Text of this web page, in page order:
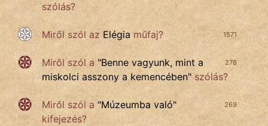
szólás?
1571
Miről szól az Elégia műfaj?
278
Miről szól a "Benne vagyunk, mint a
miskolci asszony a kemencében" szólás?
269
Miről szól a "Múzeumba való"
kifejezés?